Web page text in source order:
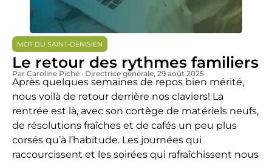
MOT DU SAINT-DENISIEN
Le retour des rythmes familiers
Par Caroline Piché · Directrice générale, 29 août 2025
Après quelques semaines de repos bien mérité,
nous voilà de retour derrière nos claviers! La
rentrée est là, avec son cortège de matériels neufs,
de résolutions fraîches et de cafés un peu plus
corsés qu’à l’habitude. Les journées qui
raccourcissent et les soirées qui rafraîchissent nous